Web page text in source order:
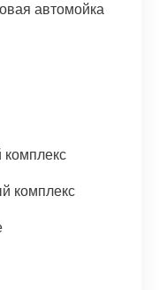
автомойка
комплекс
комплекс